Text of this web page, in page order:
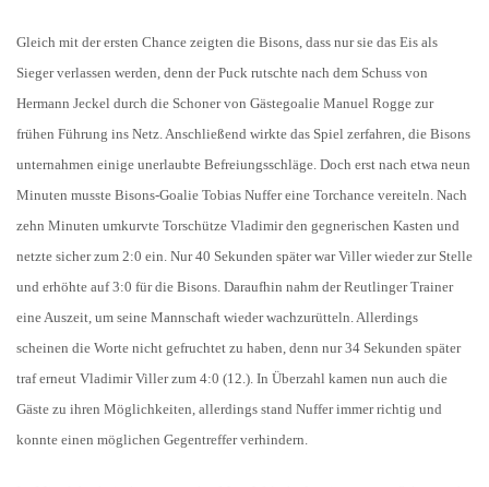
Gleich mit der ersten Chance zeigten die Bisons, dass nur sie das Eis als
Sieger verlassen werden, denn der Puck rutschte nach dem Schuss von
Hermann Jeckel durch die Schoner von Gästegoalie Manuel Rogge zur
frühen Führung ins Netz. Anschließend wirkte das Spiel zerfahren, die Bisons
unternahmen einige unerlaubte Befreiungsschläge. Doch erst nach etwa neun
Minuten musste Bisons-Goalie Tobias Nuffer eine Torchance vereiteln. Nach
zehn Minuten umkurvte Torschütze Vladimir den gegnerischen Kasten und
netzte sicherzum 2:0 ein. Nur 40 Sekunden später war Viller wieder zur Stelle
und erhöhte auf 3:0 für die Bisons. Daraufhin nahm der Reutlinger Trainer
eine Auszeit, um seine Mannschaft wieder wachzurütteln. Allerdings
scheinen die Worte nicht gefruchtet zu haben, denn nur 34 Sekunden später
traf erneut Vladimir Viller zum 4:0 (12.). In Überzahl kamen nun auch die
Gäste zu ihren Möglichkeiten, allerdings stand Nuffer immer richtig und
konnte einen möglichen Gegentreffer verhindern.